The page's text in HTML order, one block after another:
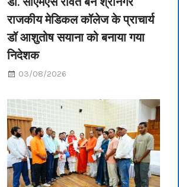
राजकीय मेडिकल कॉलेज के प्राचार्य
डॉ आशुतोष सयाना को बनाया गया
निदेशक
03/08/2026